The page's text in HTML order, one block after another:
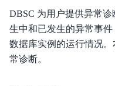
能
驾
驶
舱
DBSC 为用户提供异常
生中和已发生的异常事
数据库实例的运行情况
常诊断。